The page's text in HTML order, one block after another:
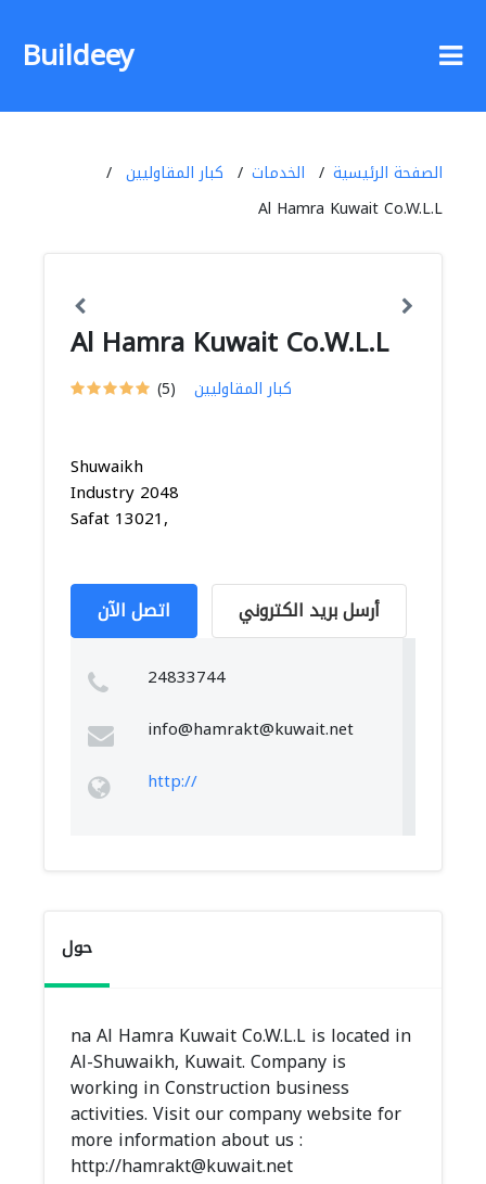
Buildeey
الصفحة الرئيسية الخدمات
كبار المقاوليين
Al Hamra Kuwait Co.W.L.L
Al Hamra Kuwait Co.W.L.L
(5) كبار المقاوليين
Shuwaikh
Industry 2048
Safat 13021,
اتصل الآن أرسل بريد الكتروني
24833744
info@hamrakt@kuwait.net
http://
حول
na Al Hamra Kuwait Co.W.L.L is located in
Al-Shuwaikh, Kuwait. Company is
working in Construction business
activities. Visit our company website for
more information about us :
http://hamrakt@kuwait.net